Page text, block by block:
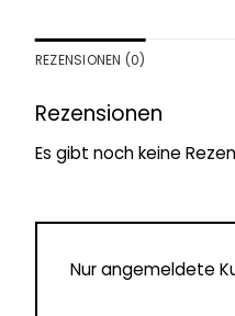
REZENSIONEN (0)
Rezensionen
Es gibt noch keine
Nur angemeldete